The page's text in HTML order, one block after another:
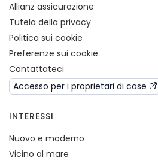
Allianz assicurazione
Tutela della privacy
Politica sui cookie
Preferenze sui cookie
Contattateci
Accesso per i proprietari di case
INTERESSI
Nuovo e moderno
Vicino al mare